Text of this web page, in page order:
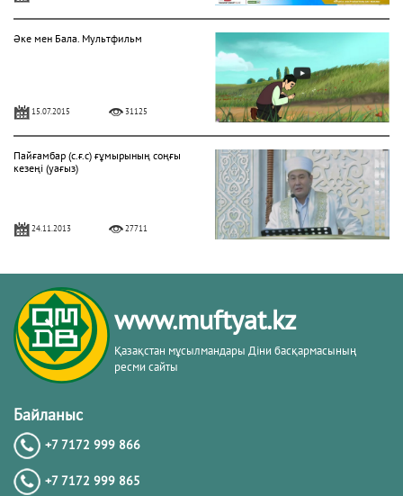
Әке мен Бала. Мультфильм
15.07.2015 31125
Пайғамбар (с.ғ.с) ғұмырының соңғы
кезеңі (уағыз)
24.11.2013 27711
"Фатиха" сүресі
11.04.2016
23.10.2015
www.muftyat.kz
Қазақстан мұсылмандары Діни басқармасының
ресми сайты
Байланыс
+7 7172 999 866
+7 7172 999 865